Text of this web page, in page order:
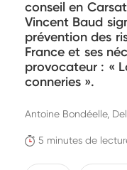
conseil en
Vincent Baud
prévention des
France et ses
provocateur :
conneries
.
5 minutes de
Antoine Bondéelle,